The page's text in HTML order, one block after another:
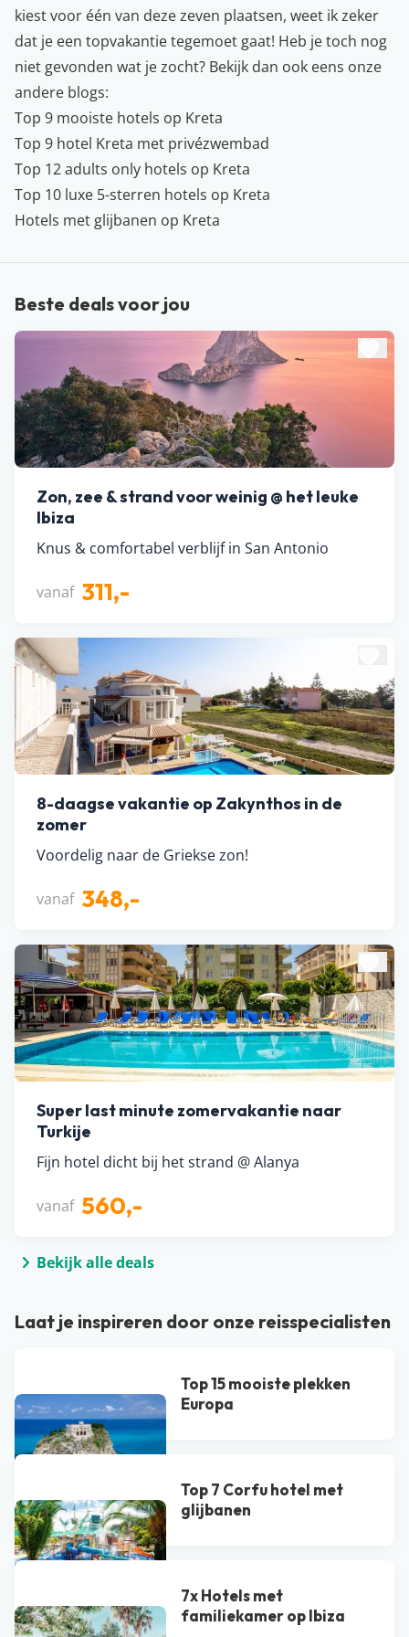
kiest voor één van deze zeven plaatsen, weet ik zeker
dat je een topvakantie tegemoet gaat! Heb je toch nog
niet gevonden wat je zocht? Bekijk dan ook eens onze
andere blogs:
Top 9 mooiste hotels op Kreta
Top 9 hotel Kreta met privézwembad
Top 12 adults only hotels op Kreta
Top 10 luxe 5-sterren hotels op Kreta
Hotels met glijbanen op Kreta
Beste deals voor jou
Zon, zee & strand voor weinig @ het leuke
Ibiza
Knus & comfortabel verblijf in San Antonio
vanaf 311,-
8-daagse vakantie op Zakynthos in de
zomer
Voordelig naar de Griekse zon!
vanaf 348,-
Super last minute zomervakantie naar
Turkije
Fijn hotel dicht bij het strand @ Alanya
vanaf 560,-
Bekijk alle deals
Laat je inspireren door onze reisspecialisten
Top 15 mooiste plekken
Europa
Top 7 Corfu hotel met
glijbanen
7x Hotels met
familiekamer op Ibiza